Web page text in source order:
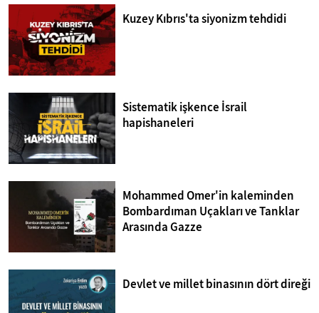
Kuzey Kıbrıs'ta siyonizm tehdidi
Sistematik işkence İsrail
hapishaneleri
Mohammed Omer'in kaleminden
Bombardıman Uçakları ve Tanklar
Arasında Gazze
Devlet ve millet binasının dört direği